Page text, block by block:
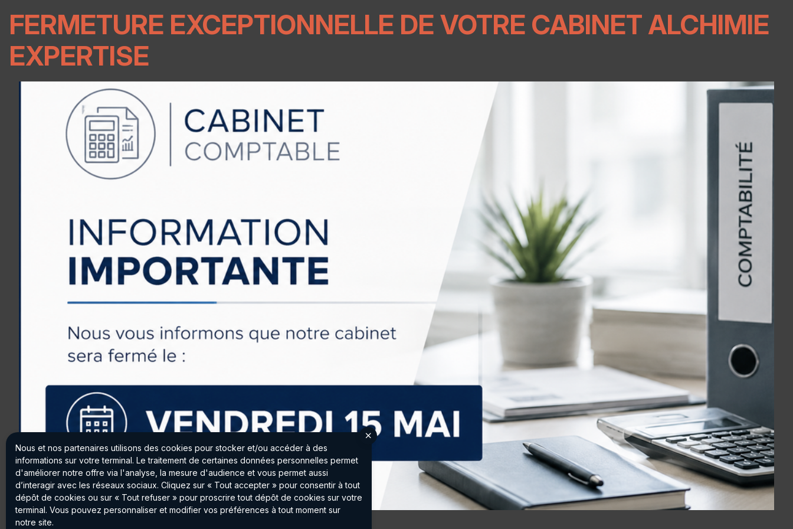
FERMETURE EXCEPTIONNELLE DE VOTRE CABINET ALCHIMIE
EXPERTISE
Panneau de gestion des cookies
Nous et nos partenaires utilisons des cookies pour stocker et/ou accéder à des
informations sur votre terminal. Le traitement de certaines données personnelles permet
d'améliorer notre offre via l'analyse, la mesure d'audience et vous permet aussi
d’interagir avec les réseaux sociaux. Cliquez sur « Tout accepter » pour consentir à tout
dépôt de cookies ou sur « Tout refuser » pour proscrire tout dépôt de cookies sur votre
terminal. Vous pouvez personnaliser et modifier vos préférences à tout moment sur
notre site.